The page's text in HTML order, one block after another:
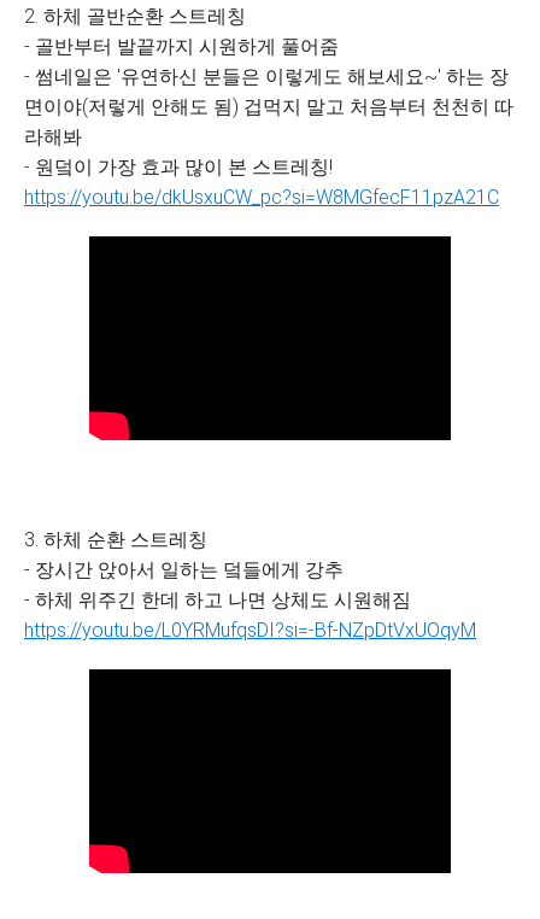
2. 하체 골반순환 스트레칭
- 골반부터 발끝까지 시원하게 풀어줌
- 썸네일은 '유연하신 분들은 이렇게도 해보세요~' 하는 장
면이야(저렇게 안해도 됨) 겁먹지 말고 처음부터 천천히 따
라해봐
- 원덬이 가장 효과 많이 본 스트레칭!
https://youtu.be/dkUsxuCW_pc?si=W8MGfecF11pzA21C
3. 하체 순환 스트레칭
- 장시간 앉아서 일하는 덬들에게 강추
- 하체 위주긴 한데 하고 나면 상체도 시원해짐
https://youtu.be/L0YRMufqsDI?si=-Bf-NZpDtVxUOqyM